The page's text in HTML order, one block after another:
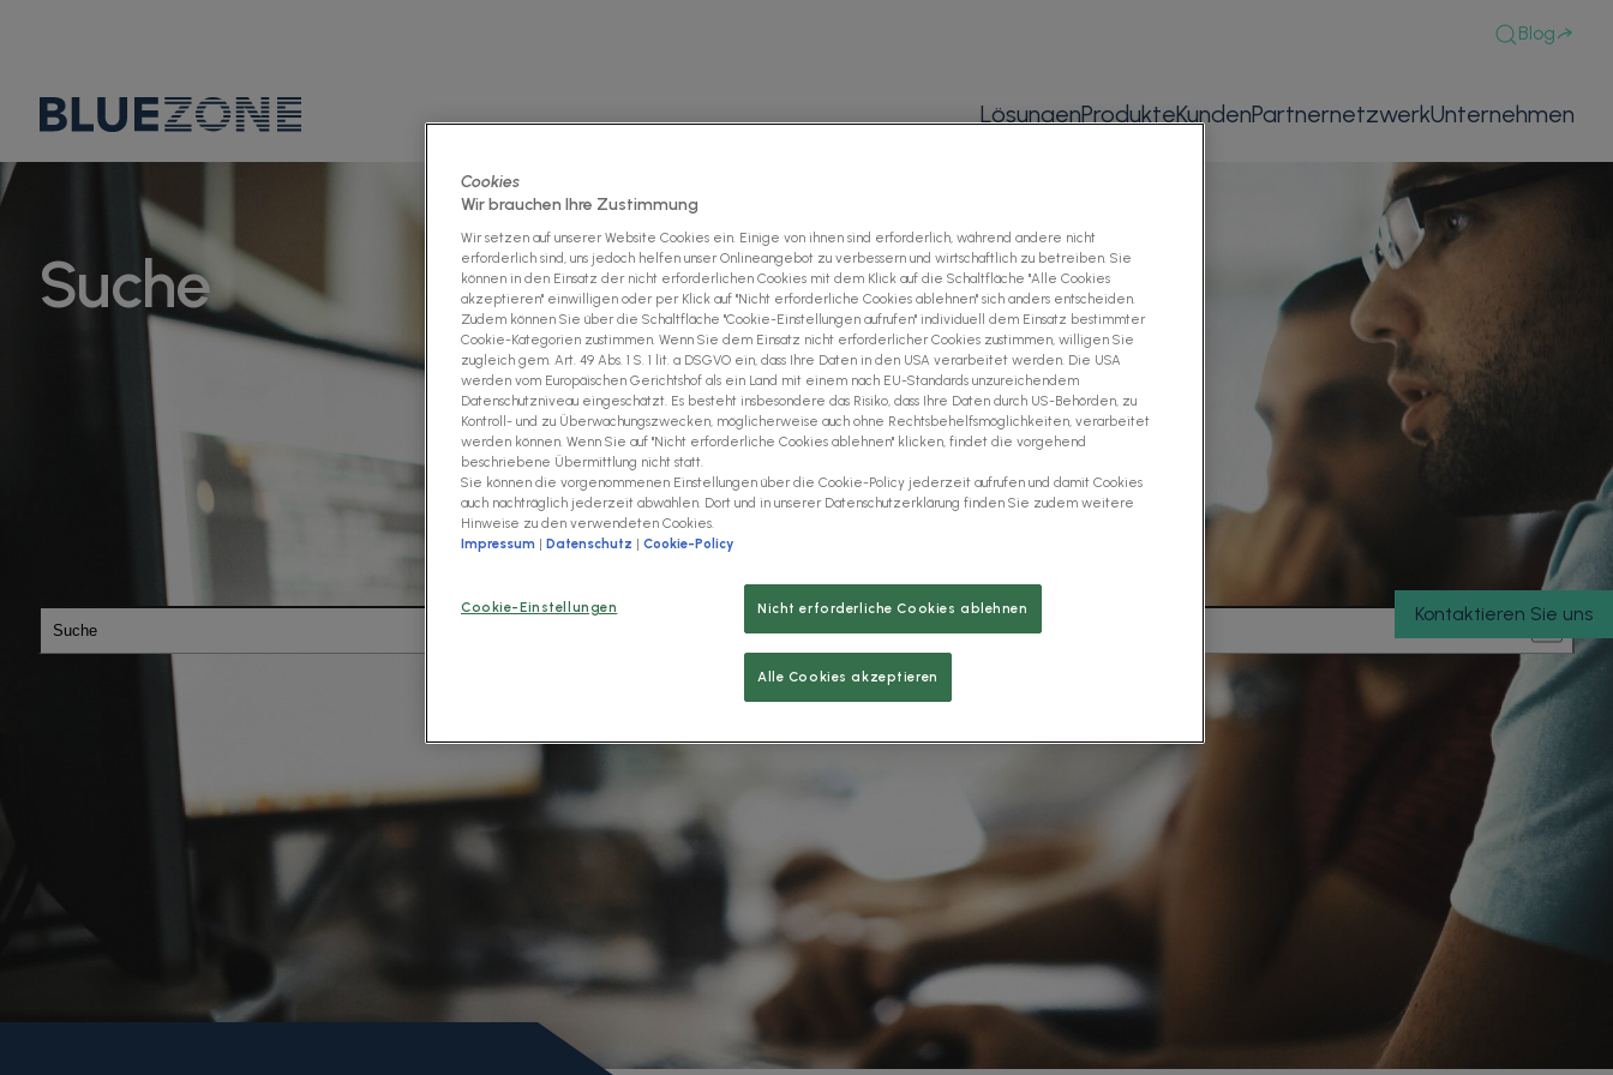
Blog
LösungenProdukteKundenPartnernetzwerkUnternehmen
Kontaktieren Sie uns
Suche
Dies ist ein Suchfeld mit einer automatischen Vorschlagsfunktion.
Es gibt keine Vorschläge, da das Suchfeld leer ist.
Cookies
Wir brauchen Ihre Zustimmung
Wir setzen auf unserer Website Cookies ein. Einige von ihnen sind erforderlich, während andere nicht
erforderlich sind, uns jedoch helfen unser Onlineangebot zu verbessern und wirtschaftlich zu betreiben. Sie
können in den Einsatz der nicht erforderlichen Cookies mit dem Klick auf die Schaltfläche "Alle Cookies
akzeptieren" einwilligen oder per Klick auf "Nicht erforderliche Cookies ablehnen" sich anders entscheiden.
Zudem können Sie über die Schaltfläche "Cookie-Einstellungen aufrufen" individuell dem Einsatz bestimmter
Cookie-Kategorien zustimmen. Wenn Sie dem Einsatz nicht erforderlicher Cookies zustimmen, willigen Sie
zugleich gem. Art. 49 Abs. 1 S. 1 lit. a DSGVO ein, dass Ihre Daten in den USA verarbeitet werden. Die USA
werden vom Europäischen Gerichtshof als ein Land mit einem nach EU-Standards unzureichendem
Datenschutzniveau eingeschätzt. Es besteht insbesondere das Risiko, dass Ihre Daten durch US-Behörden, zu
Kontroll- und zu Überwachungszwecken, möglicherweise auch ohne Rechtsbehelfsmöglichkeiten, verarbeitet
werden können. Wenn Sie auf "Nicht erforderliche Cookies ablehnen" klicken, findet die vorgehend
beschriebene Übermittlung nicht statt.
Sie können die vorgenommenen Einstellungen über die Cookie-Policy jederzeit aufrufen und damit Cookies
auch nachträglich jederzeit abwählen. Dort und in unserer Datenschutzerklärung finden Sie zudem weitere
Hinweise zu den verwendeten Cookies.
Impressum | Datenschutz | Cookie-Policy
Cookie-Einstellungen Nicht erforderliche Cookies ablehnen
Alle Cookies akzeptieren